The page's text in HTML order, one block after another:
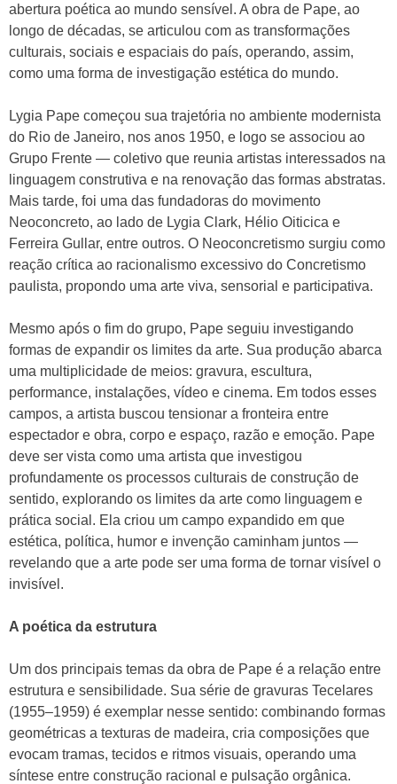
abertura poética ao mundo sensível. A obra de Pape, ao
longo de décadas, se articulou com as transformações
culturais, sociais e espaciais do país, operando, assim,
como uma forma de investigação estética do mundo.
Lygia Pape começou sua trajetória no ambiente modernista
do Rio de Janeiro, nos anos 1950, e logo se associou ao
Grupo Frente — coletivo que reunia artistas interessados na
linguagem construtiva e na renovação das formas abstratas.
Mais tarde, foi uma das fundadoras do movimento
Neoconcreto, ao lado de Lygia Clark, Hélio Oiticica e
Ferreira Gullar, entre outros. O Neoconcretismo surgiu como
reação crítica ao racionalismo excessivo do Concretismo
paulista, propondo uma arte viva, sensorial e participativa.
Mesmo após o fim do grupo, Pape seguiu investigando
formas de expandir os limites da arte. Sua produção abarca
uma multiplicidade de meios: gravura, escultura,
performance, instalações, vídeo e cinema. Em todos esses
campos, a artista buscou tensionar a fronteira entre
espectador e obra, corpo e espaço, razão e emoção. Pape
deve ser vista como uma artista que investigou
profundamente os processos culturais de construção de
sentido, explorando os limites da arte como linguagem e
prática social. Ela criou um campo expandido em que
estética, política, humor e invenção caminham juntos —
revelando que a arte pode ser uma forma de tornar visível o
invisível.
A poética da estrutura
Um dos principais temas da obra de Pape é a relação entre
estrutura e sensibilidade. Sua série de gravuras Tecelares
(1955–1959) é exemplar nesse sentido: combinando formas
geométricas a texturas de madeira, cria composições que
evocam tramas, tecidos e ritmos visuais, operando uma
síntese entre construção racional e pulsação orgânica.